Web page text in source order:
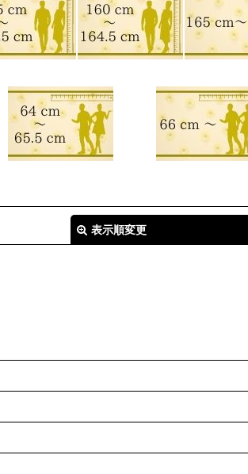
表示順変更
絞り込む